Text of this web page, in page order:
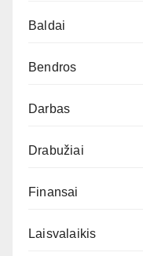
Baldai
Bendros
Darbas
Drabužiai
Finansai
Laisvalaikis